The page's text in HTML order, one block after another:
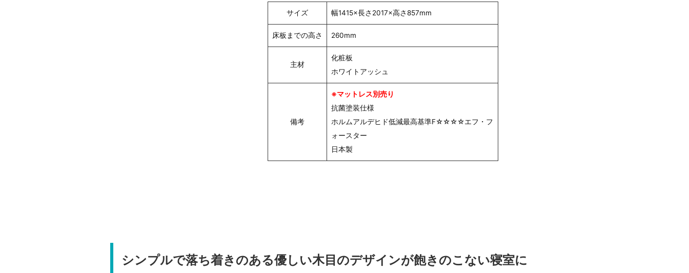
サイズ 幅1415×長さ2017×高さ857mm
床板までの高さ 260mm
主材
化粧板
ホワイトアッシュ
備考
※マットレス別売り
抗菌塗装仕様
ホルムアルデヒド低減最高基準F☆☆☆☆エフ・フ
ォースター
日本製
シンプルで落ち着きのある優しい木目のデザインが飽きのこない寝室に